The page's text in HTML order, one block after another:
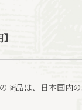
商品は、日本国内